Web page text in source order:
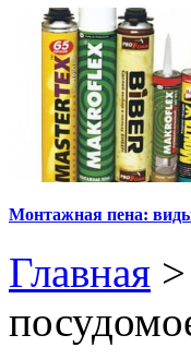
Монтажная пена:
Главная >